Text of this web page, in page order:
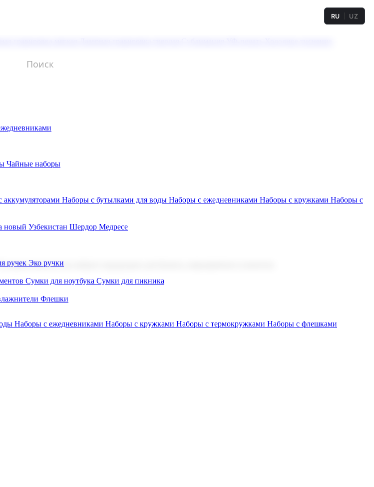
RU UZ
Чайные наборы
аккумуляторами Наборы с бутылками для воды Наборы с ежедневниками Наборы с кружками Наборы с
новый Узбекистан Шердор Медресе
ручек Эко ручки
Сумки для ноутбука Сумки для пикника
Флешки
каталоге вы найдете продукцию для бизнеса, мероприятия и клиентов.
Наборы с ежедневниками Наборы с кружками Наборы с термокружками Наборы с флешками